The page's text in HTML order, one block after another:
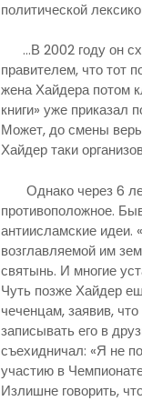
политической
…В 2002 году он
правителем, что тот
жена Хайдера потом
книги» уже приказал
Может, до смены
Хайдер таки
Однако через 6
противоположное.
антиисламские идеи.
возглавляемой им
святынь. И многие
Чуть позже Хайдер
чеченцам, заявив,
записывать его в
съехидничал: «Я не
участию в
Излишне говорить,